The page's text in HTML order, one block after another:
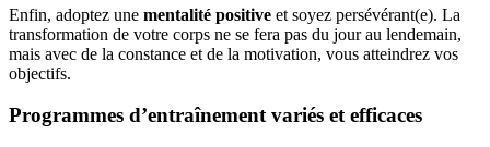
Enfin, adoptez une mentalité positive et soyez persévérant(e). La
transformation de votre corps ne se fera pas du jour au lendemain,
mais avec de la constance et de la motivation, vous atteindrez vos
objectifs.
Programmes d’entraînement variés et efficaces